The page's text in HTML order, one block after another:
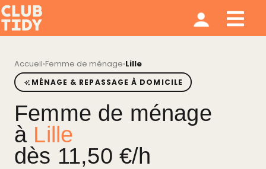
Accueil›Femme de ménage›Lille
MÉNAGE & REPASSAGE À DOMICILE
Femme de ménage
à Lille
dès 11,50 €/h